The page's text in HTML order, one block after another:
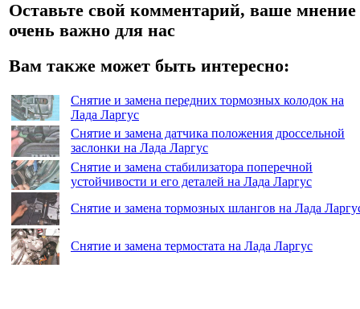
Оставьте свой комментарий, ваше мнение
очень важно для нас
Вам также может быть интересно:
Снятие и замена передних тормозных колодок на
Лада Ларгус
Снятие и замена датчика положения дроссельной
заслонки на Лада Ларгус
Снятие и замена стабилизатора поперечной
устойчивости и его деталей на Лада Ларгус
Снятие и замена тормозных шлангов на Лада
Снятие и замена термостата на Лада Ларгус